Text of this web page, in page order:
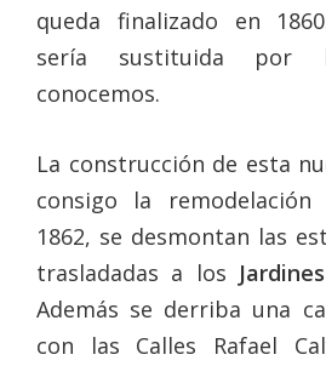
queda finalizado en
sería sustituida por
conocemos.
La construcción de esta
consigo la
1862, se desmontan las
trasladadas a los
Además se derriba una
con las Calles Rafael